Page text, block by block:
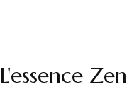
L'essence Zen